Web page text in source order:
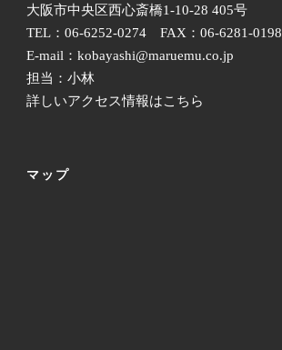
大阪市中央区西心斎橋1-10-28 405号
TEL：06-6252-0274 FAX：06-6281-0198
E-mail：kobayashi@maruemu.co.jp
担当：小林
詳しいアクセス情報はこちら
マップ